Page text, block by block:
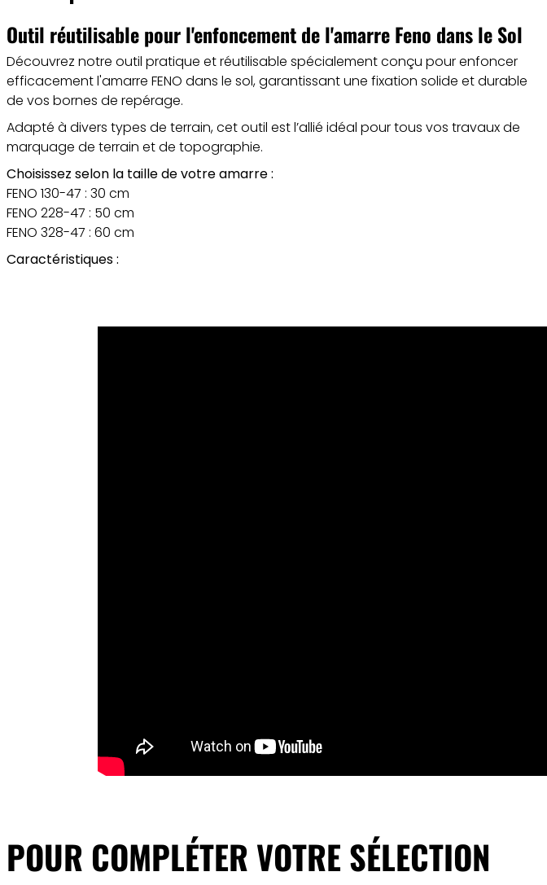
Outil réutilisable pour l'enfoncement de l'amarre Feno dans le Sol
Découvrez notre outil pratique et réutilisable spécialement conçu pour enfoncer
efficacement l'amarre FENO dans le sol, garantissant une fixation solide et durable
de vos bornes de repérage.
Adapté à divers types de terrain, cet outil est l’allié idéal pour tous vos travaux de
marquage de terrain et de topographie.
Choisissez selon la taille de votre amarre :
FENO 130-47 : 30 cm
FENO 228-47 : 50 cm
FENO 328-47 : 60 cm
Caractéristiques :
POUR COMPLÉTER VOTRE SÉLECTION